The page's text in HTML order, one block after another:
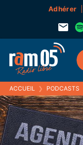
Adhérer
ACCUEIL ❯ PODCASTS